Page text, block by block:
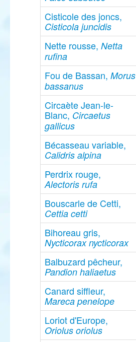
Cisticole des joncs,
Cisticola juncidis
Nette rousse, Netta
rufina
Fou de Bassan, Morus
bassanus
Circaète Jean-le-
Blanc, Circaetus
gallicus
Bécasseau variable,
Calidris alpina
Perdrix rouge,
Alectoris rufa
Bouscarle de Cetti,
Cettia cetti
Bihoreau gris,
Nycticorax nycticorax
Balbuzard pêcheur,
Pandion haliaetus
Canard siffleur,
Mareca penelope
Loriot d'Europe,
Oriolus oriolus